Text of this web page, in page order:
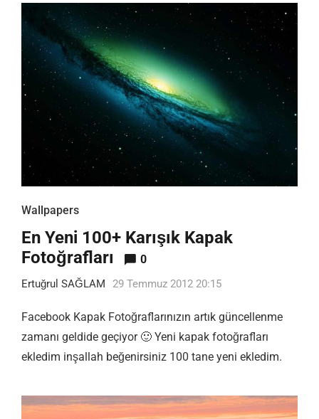
Wallpapers
En Yeni 100+ Karışık Kapak
Fotoğrafları
0
Ertuğrul SAĞLAM 29 Temmuz 2012 20:15
Facebook Kapak Fotoğraflarınızın artık güncellenme
zamanı geldide geçiyor 🙂 Yeni kapak fotoğrafları
ekledim inşallah beğenirsiniz 100 tane yeni ekledim.